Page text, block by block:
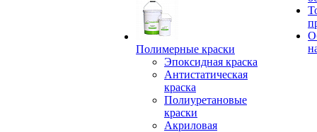
Полимерные краски
Эпоксидная краска
Антистатическая
краска
Полиуретановые
краски
Акриловая